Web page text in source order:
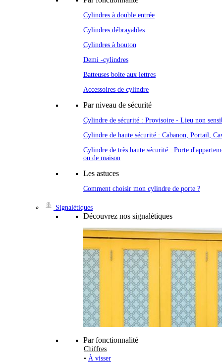
Cylindres à double entrée
Cylindres débrayables
Cylindres à bouton
Demi -cylindres
Batteuses boite aux lettres
Accessoires de cylindre
Par niveau de sécurité
Cylindre de sécurité : Provisoire - Lieu non
Cylindre de haute sécurité : Cabanon, Portail,
Cylindre de très haute sécurité : Porte
ou de maison
Les astuces
Comment choisir mon cylindre de porte ?
Signalétiques
Découvrez nos signalétiques
Par fonctionnalité
Chiffres
• À visser